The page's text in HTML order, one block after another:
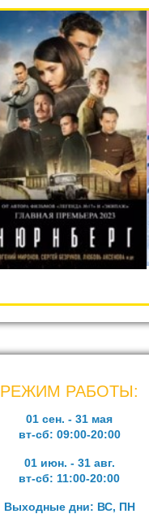
РЕЖИМ РАБОТЫ:
01 сен. - 31 мая
вт-сб: 09:00-20:00
01 июн. - 31 авг.
вт-сб: 11:00-20:00
Выходные дни: ВС, ПН